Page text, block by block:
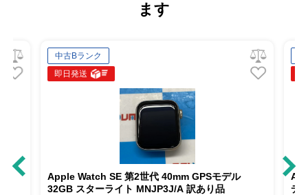
ます
中古Bランク
即日発送
Apple Watch SE 第2世代 40mm GPSモデル
32GB スターライト MNJP3J/A 訳あり品
中古Bランク
即日発送
Apple
デル